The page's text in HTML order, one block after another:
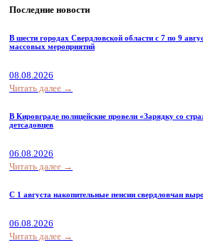
Последние новости
В шести городах Свердловской области с 7 по 9
массовых мероприятий
08.08.2026
Читать далее →
В Кировграде полицейские провели «Зарядку со
детсадовцев
06.08.2026
Читать далее →
С 1 августа накопительные пенсии свердловчан
06.08.2026
Читать далее →